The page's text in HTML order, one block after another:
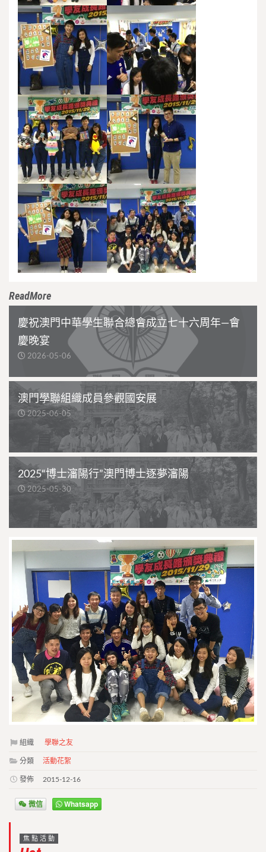
ReadMore
慶祝澳門中華學生聯合總會成立七十六周年—會
慶晚宴
2026-05-06
澳門學聯組織成員參觀國安展
2025-06-05
2025“博士瀋陽行”澳門博士逐夢瀋陽
2025-05-30
組織 學聯之友
分類 活動花絮
發佈 2015-12-16
微信 Whatsapp
焦點活動